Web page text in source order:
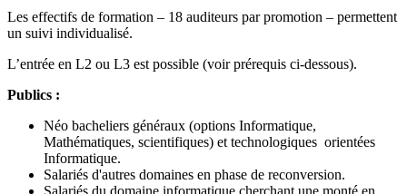
Les effectifs de formation – 18 auditeurs par promotion – permettent
un suivi individualisé.
L’entrée en L2 ou L3 est possible (voir prérequis ci-dessous).
Publics :
Néo bacheliers généraux (options Informatique,
Mathématiques, scientifiques) et technologiques orientées
Informatique.
Salariés d'autres domaines en phase de reconversion.